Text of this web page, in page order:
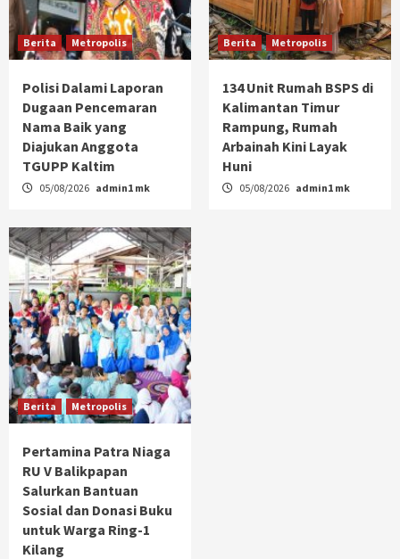
Berita Metropolis
Polisi Dalami Laporan
Dugaan Pencemaran
Nama Baik yang
Diajukan Anggota
TGUPP Kaltim
05/08/2026 admin1 mk
Berita Metropolis
134 Unit Rumah BSPS di
Kalimantan Timur
Rampung, Rumah
Arbainah Kini Layak
Huni
05/08/2026 admin1 mk
Berita Metropolis
Pertamina Patra Niaga
RU V Balikpapan
Salurkan Bantuan
Sosial dan Donasi Buku
untuk Warga Ring-1
Kilang